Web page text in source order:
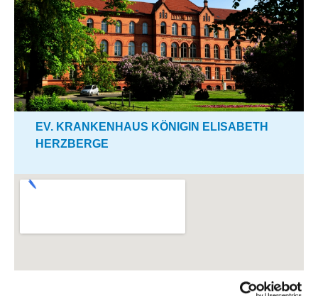
EV. KRANKENHAUS KÖNIGIN ELISABETH
HERZBERGE